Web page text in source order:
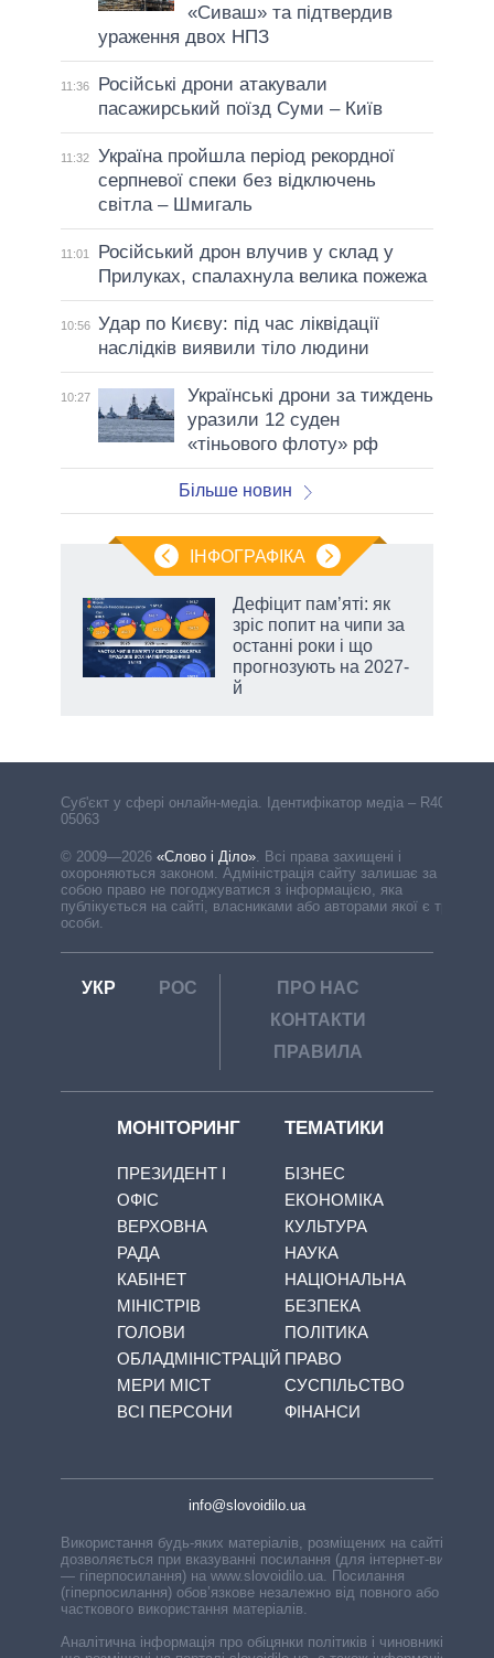
«Сиваш» та підтвердив
ураження двох НПЗ
11:36
Російські дрони атакували
пасажирський поїзд Суми – Київ
11:32
Україна пройшла період рекордної
серпневої спеки без відключень
світла – Шмигаль
11:01
Російський дрон влучив у склад у
Прилуках, спалахнула велика пожежа
10:56 Удар по Києву: під час ліквідації
наслідків виявили тіло людини
10:27
Українські дрони за тиждень
уразили 12 суден
«тіньового флоту» рф
Більше новин
ІНФОГРАФІКА
Дефіцит пам’яті: як
зріс попит на чипи за
останні роки і що
прогнозують на 2027-
й
Cуб'єкт у сфері онлайн-медіа. Ідентифікатор медіа – R40-
05063
© 2009—2026 «Слово і Діло» Всі права захищені і
охороняються законом. Адміністрація сайту залишає за
собою право не погоджуватися з інформацією, яка
публікується на сайті, власниками або авторами якої є треті
особи.
УКР РОС
ПРО НАС
КОНТАКТИ
ПРАВИЛА
МОНІТОРИНГ
ПРЕЗИДЕНТ І
ОФІС
ВЕРХОВНА
РАДА
КАБІНЕТ
МІНІСТРІВ
ГОЛОВИ
ОБЛАДМІНІСТРАЦІЙ
МЕРИ МІСТ
ВСІ ПЕРСОНИ
ТЕМАТИКИ
БІЗНЕС
ЕКОНОМІКА
КУЛЬТУРА
НАУКА
НАЦІОНАЛЬНА
БЕЗПЕКА
ПОЛІТИКА
ПРАВО
СУСПІЛЬСТВО
ФІНАНСИ
info@slovoidilo.ua
Використання будь-яких матеріалів, розміщених на сайті,
дозволяється при вказуванні посилання (для інтернет-видань
— гіперпосилання) на www.slovoidilo.ua. Посилання
(гіперпосилання) обов’язкове незалежно від повного або
часткового використання матеріалів.
Аналітична інформація про обіцянки політиків і чиновників,